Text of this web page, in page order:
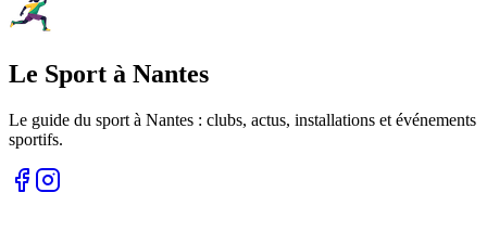
Le Sport à Nantes
Le guide du sport à Nantes : clubs, actus, installations et événements
sportifs.